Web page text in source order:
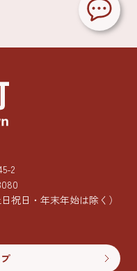
2
日祝日・年末年始は除く）